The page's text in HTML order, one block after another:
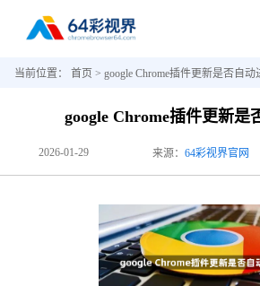
当前位置： 首页 > google Chrome插件更新是否自动
google Chrome插件更新是
2026-01-29 来源： 64彩视界官网